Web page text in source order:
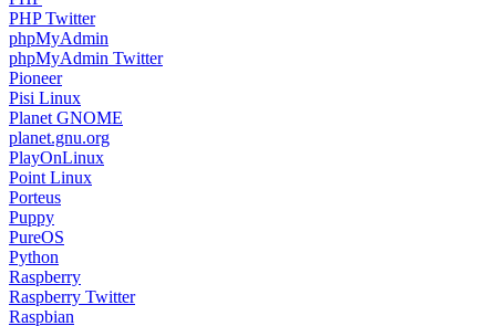
PHP Twitter
phpMyAdmin
phpMyAdmin Twitter
Pioneer
Pisi Linux
Planet GNOME
planet.gnu.org
PlayOnLinux
Point Linux
Porteus
Puppy
PureOS
Python
Raspberry
Raspberry Twitter
Raspbian